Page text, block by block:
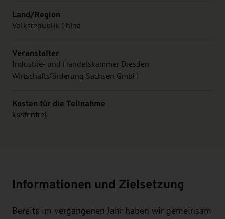
Land/Region
Volksrepublik China
Veranstalter
Industrie- und Handelskammer Dresden
Wirtschaftsförderung Sachsen GmbH
Kosten für die Teilnahme
kostenfrei
Informationen und Zielsetzung
Bereits im vergangenen Jahr haben wir gemeinsam